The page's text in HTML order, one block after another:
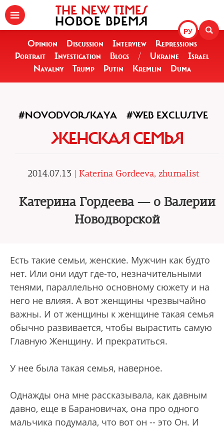
РУ
THE NEW TIMES
НОВОЕ ВРЕМЯ
Opinion Discussion Interview
Repressions
Portrait
Investigation Blogs / Ukraine
Israel
Navalny
Trump Putin Kremlin Duma
#NOVODVORSKAYA #WEB EXCLUSIVE
ЖЕНСКАЯ СЕМЬЯ
2014.07.13 | Katerina Gordeeva, zhurnalist
Катерина Гордеева — о Валерии
Новодворской
Есть такие семьи, женские. Мужчин как будто
нет. Или они идут где-то, незначительными
тенями, параллельно основному сюжету и на
него не влияя. А вот женщины чрезвычайно
важны. И от женщины к женщине такая семья
обычно развивается, чтобы вырастить самую
Главную Женщину. И прекратиться.
У нее была такая семья, наверное.
Однажды она мне рассказывала, как давным
давно, еще в Барановичах, она про одного
мальчика подумала, что вот он -- это Он. И